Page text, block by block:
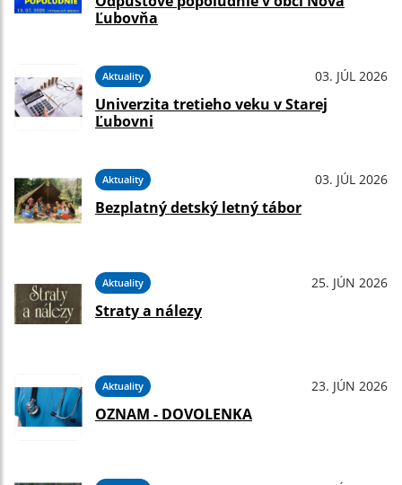
Ľubovňa
Aktuality 03. JÚL 2026
Univerzita tretieho veku v Starej
Ľubovni
Aktuality 03. JÚL 2026
Bezplatný detský letný tábor
Aktuality 25. JÚN 2026
Straty a nálezy
Aktuality 23. JÚN 2026
OZNAM - DOVOLENKA